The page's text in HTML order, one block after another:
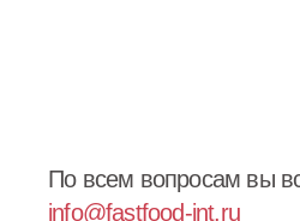
По всем вопросам вы
info@fastfood-int.ru